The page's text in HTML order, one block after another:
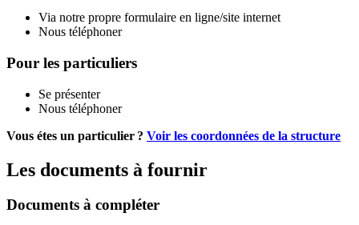
Via notre propre formulaire en ligne/site internet
Nous téléphoner
Pour les particuliers
Se présenter
Nous téléphoner
Vous étes un particulier ? Voir les coordonnées de la structure
Les documents à fournir
Documents à compléter